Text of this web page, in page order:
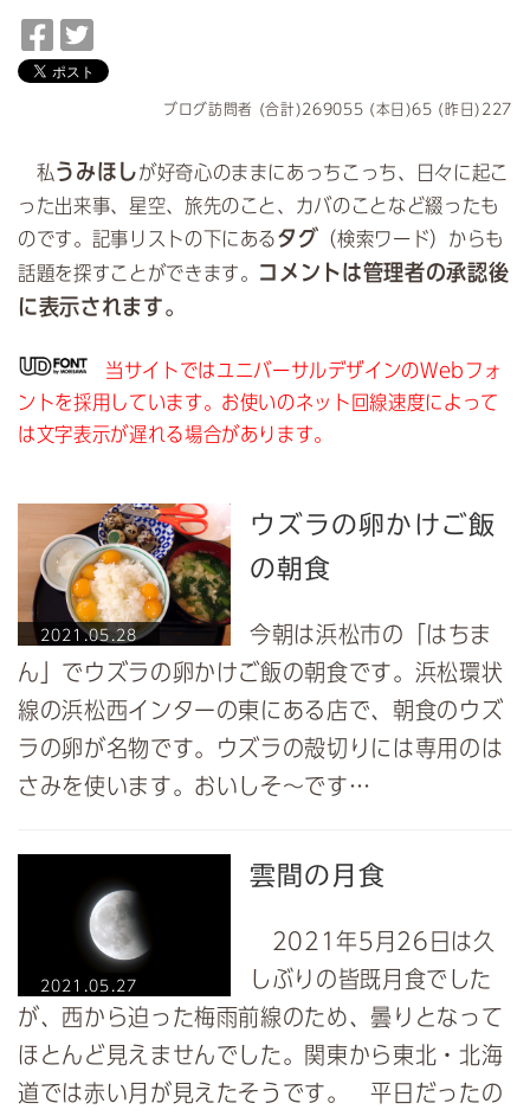
a
c
o
o
k
で
シ
ェ
w
i
e
で
シ
ェ
ア
ブログ訪問者 (合計)269055 (本日)65 (昨日)227
私うみほしが好奇心のままにあっちこっち、日々に起こ
った出来事、星空、旅先のこと、カバのことなど綴ったも
のです。記事リストの下にあるタグ （検索ワード）からも
話題を探すことができます。 コメントは管理者の承認後
に表示されます。
当サイトではユニバーサルデザインのWebフォ
ントを採用しています。お使いのネット回線速度によって
は文字表示が遅れる場合があります。
2021.05.28
ウズラの卵かけご飯
の朝食
今朝は浜松市の「はちま
ん」でウズラの卵かけご飯の朝食です。浜松環状
線の浜松西インターの東にある店で、朝食のウズ
ラの卵が名物です。ウズラの殻切りには専用のは
さみを使います。おいしそ～です…
2021.05.27
雲間の月食
2021年5月26日は久
しぶりの皆既月食でした
が、西から迫った梅雨前線のため、曇りとなって
ほとんど見えませんでした。関東から東北・北海
道では赤い月が見えたそうです。 平日だったの